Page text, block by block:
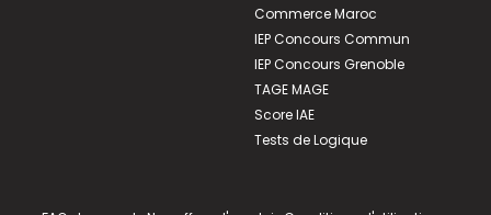
Commerce Maroc
IEP Concours Commun
IEP Concours Grenoble
TAGE MAGE
Score IAE
Tests de Logique